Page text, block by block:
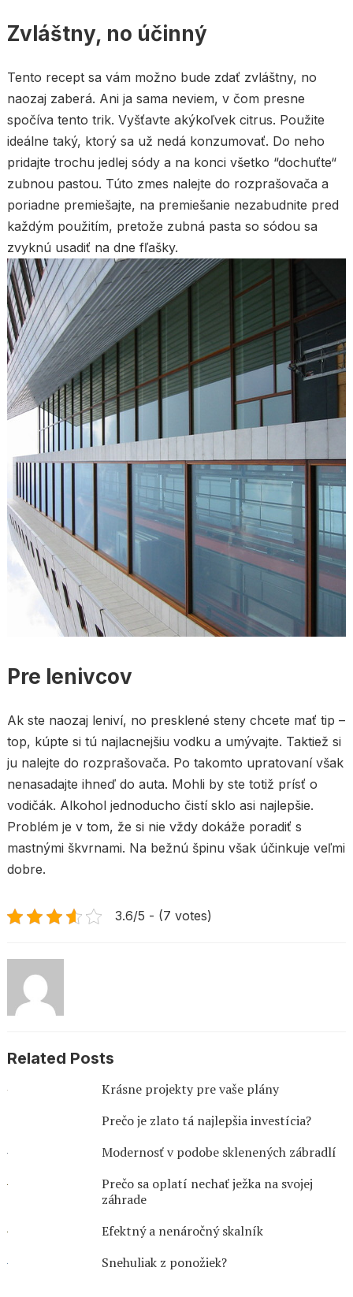
Zvláštny, no účinný
Tento recept sa vám možno bude zdať zvláštny, no
naozaj zaberá. Ani ja sama neviem, v čom presne
spočíva tento trik. Vyšťavte akýkoľvek citrus. Použite
ideálne taký, ktorý sa už nedá konzumovať. Do neho
pridajte trochu jedlej sódy a na konci všetko “dochuťte“
zubnou pastou. Túto zmes nalejte do rozprašovača a
poriadne premiešajte, na premiešanie nezabudnite pred
každým použitím, pretože zubná pasta so sódou sa
zvyknú usadiť na dne fľašky.
Pre lenivcov
Ak ste naozaj leniví, no presklené steny chcete mať tip –
top, kúpte si tú najlacnejšiu vodku a umývajte. Taktiež si
ju nalejte do rozprašovača. Po takomto upratovaní však
nenasadajte ihneď do auta. Mohli by ste totiž prísť o
vodičák. Alkohol jednoducho čistí sklo asi najlepšie.
Problém je v tom, že si nie vždy dokáže poradiť s
mastnými škvrnami. Na bežnú špinu však účinkuje veľmi
dobre.
3.6/5 - (7 votes)
Related Posts
Krásne projekty pre vaše plány
Prečo je zlato tá najlepšia investícia?
Modernosť v podobe sklenených zábradlí
Prečo sa oplatí nechať ježka na svojej
záhrade
Efektný a nenáročný skalník
Snehuliak z ponožiek?